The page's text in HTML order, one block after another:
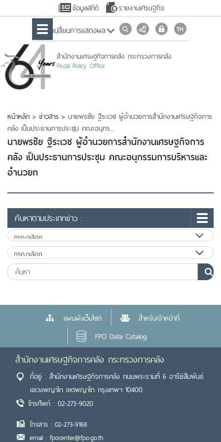
ข้อมูลสถิติ รายงานเศรษฐกิจ
เปลื่ยนการแสดงผล
สำนักงานเศรษฐกิจการคลัง กระทรวงการคลัง
Fiscal Policy Office
หน้าหลัก > ข่าวสาร > นายพรชัย ฐีระเวช ผู้อำนวยการสำนักงานเศรษฐกิจการ
คลัง เป็นประธานการประชุม คณะอนุกร...
นายพรชัย ฐีระเวช ผู้อำนวยการสำนักงานเศรษฐกิจการ
คลัง เป็นประธานการประชุม คณะอนุกรรมการบริหารและ
อำนวยก
ค้นหาตามประเภทข่าว :
แผนผังเว็บไซต์
สำหรับเจ้าหน้าที่
FPO Data Catalog
สำนักงานเศรษฐกิจการคลัง กระทรวงการคลัง
ที่อยู่ : สำนักงานเศรษฐกิจการคลัง ถนนพระรามที่ 6 อารีย์สัมพันธ์
แขวงพญาไท เขตพญาไท กรุงเทพฯ 10400
โทรศัพท์ : 02-273-9020
โทรสาร : 02-273-9168
email : fpocenter@fpo.go.th